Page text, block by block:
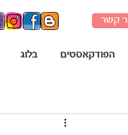
קשר
הפודקאסטים בלוג